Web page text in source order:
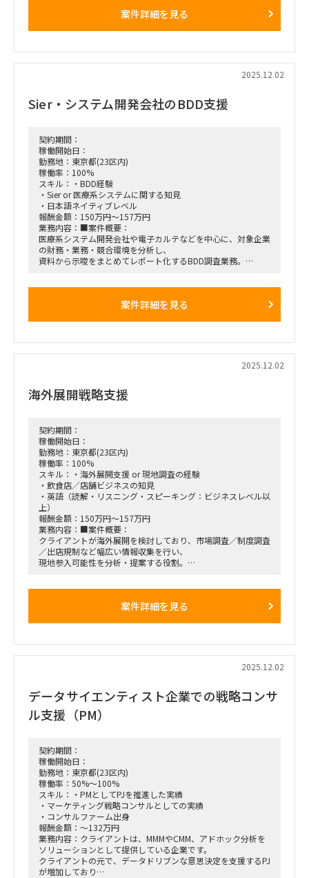
案件詳細を見る
2025.12.02
Sier・システム開発会社のBDD支援
契約期間：
稼働開始日：
勤務地：東京都(23区内)
稼働率：100%
スキル：・BDD経験
・Sier or 医療系システムに関する知見
・日本語ネイティブレベル
報酬金額：150万円～157万円
業務内容：■案件概要：
医療系システム開発会社や電子カルテなどを中心に、対象企業
の財務・業務・競合環境を分析し、
資料から示唆をまとめてレポート化するBDD調査業務。
・対象会社のプロダクト資料の読み込み、要点整理
■出社の仕方について：
基本リモート／都内で数回対面
案件詳細を見る
2025.12.02
海外展開戦略支援
契約期間：
稼働開始日：
勤務地：東京都(23区内)
稼働率：100%
スキル：・海外展開支援 or 現地調査の経験
・飲食店／店舗ビジネスの知見
・英語（読解・リスニング・スピーキング：ビジネスレベル以
上）
報酬金額：150万円～157万円
業務内容：■案件概要：
クライアントが海外展開を検討しており、市場調査／制度調査
／出店規制など幅広い情報収集を行い、
現地参入可能性を分析・提案する役割。
・展開候補都市の選定と示唆出し
基本リモート／都内で数回対面、近畿圏への1〜2日出張可能
性あり
案件詳細を見る
2025.12.02
データサイエンティスト企業での戦略コンサ
ル支援（PM）
契約期間：
稼働開始日：
勤務地：東京都(23区内)
稼働率：50%～100%
スキル：・PMとしてPJを推進した実績
・マーケティング戦略コンサルとしての実績
・コンサルファーム出身
報酬金額：～132万円
業務内容：クライアントは、MMMやCMM、アドホック分析を
ソリューションとして提供している企業です。
クライアントの元で、データドリブンな意思決定を支援するPJ
が増加しており